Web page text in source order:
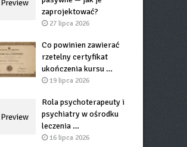
zaprojektować?
27 lipca 2026
Co powinien zawierać
rzetelny certyfikat
ukończenia kursu …
19 lipca 2026
Rola psychoterapeuty i
psychiatry w ośrodku
leczenia …
16 lipca 2026